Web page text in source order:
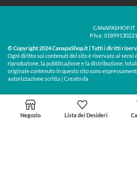
CANAPASHOP.IT
P.Iva: 01899130221
© Copyright 2024 CanapaShop.it | Tutti i diritti
Ogni diritto sui contenuti del sito è riservato ai sensi
riproduzione, la pubblicazione e la distribuzione,
originale contenuto in questo sito sono
autorizzazione scritta | Creato da
Negozio Lista dei Desideri